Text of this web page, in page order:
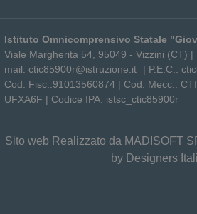
Istituto Omnicomprensivo Statale
Viale Margherita 54, 95049 - Vizzini (CT) |
mail: ctic85900r@istruzione.it | P.E.C.:
Cod. Fisc.:91013560874 | Cod. Mecc. :
UFXA6F | Codice IPA: istsc_ctic85900r
Sito web Realizzato da MADISOFT
by Designers